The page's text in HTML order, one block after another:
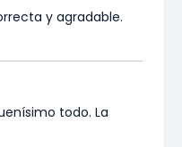
y agradable.
todo. La